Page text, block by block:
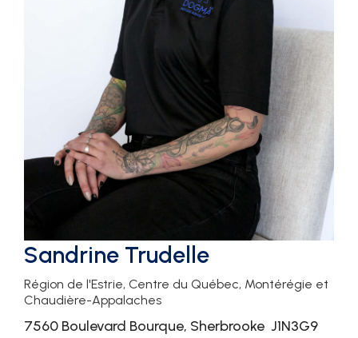
Sandrine Trudelle
Région de l'Estrie, Centre du Québec, Montérégie et
Chaudière-Appalaches
7560 Boulevard Bourque, Sherbrooke J1N3G9